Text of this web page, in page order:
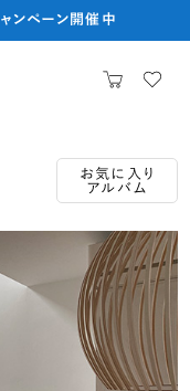
ンペーン開催中
お気に入り
アルバム